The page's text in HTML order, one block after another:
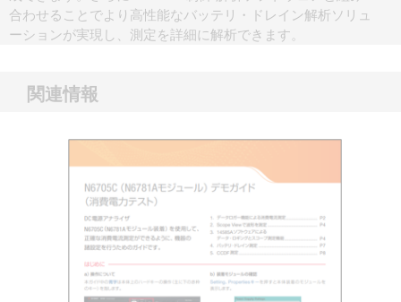
合わせることでより高性能なバッテリ・ドレイン解析ソリュ
ーションが実現し、測定を詳細に解析できます。
関連情報